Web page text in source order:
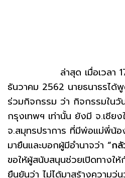
ล่าสุด เมื่อเวลา
ธันวาคม 2562 นายธนาธรได้
ร่วมกิจกรรม ว่า กิจกรรมในวั
กรุงเทพฯ เท่านั้น ยังมี จ.เชีย
จ.สมุทรปราการ ที่มีพ่อแม่พี่น้อ
มายืนและบอกผู้มีอำนาจว่า “กลั
ขอให้ผู้สนับสนุนช่วยเปิดทางใ
ยืนยันว่า ไม่ได้มาสร้างความ